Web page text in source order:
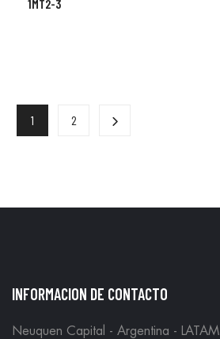
1MT2-3
1 2
INFORMACION DE CONTACTO
Neuquen Capital - Argentina - LATAM